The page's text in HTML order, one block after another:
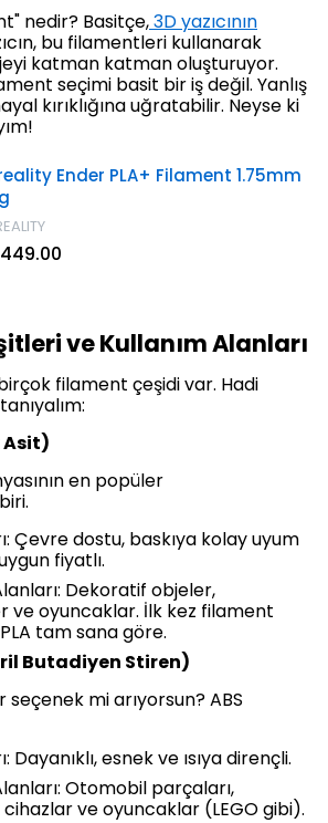
nedir? Basitçe,3D yazıcının
bu filamentleri kullanarak
katman katman oluşturuyor.
seçimi basit bir iş değil. Yanlış
kırıklığına uğratabilir. Neyse ki
Ender PLA+ Filament 1.75mm
ve Kullanım Alanları
filament çeşidi var. Hadi
Asit)
en popüler
Çevre dostu, baskıya kolay uyum
fiyatlı.
Dekoratif objeler,
ve oyuncaklar. İlk kez filament
tam sana göre.
Butadiyen Stiren)
seçenek mi arıyorsun? ABS
Dayanıklı, esnek ve ısıya dirençli.
Otomobil parçaları,
ve oyuncaklar (LEGO gibi).